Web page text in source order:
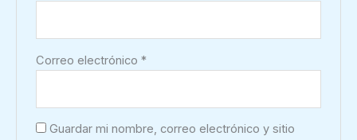
Correo electrónico*
Guardar mi nombre, correo electrónico y sitio